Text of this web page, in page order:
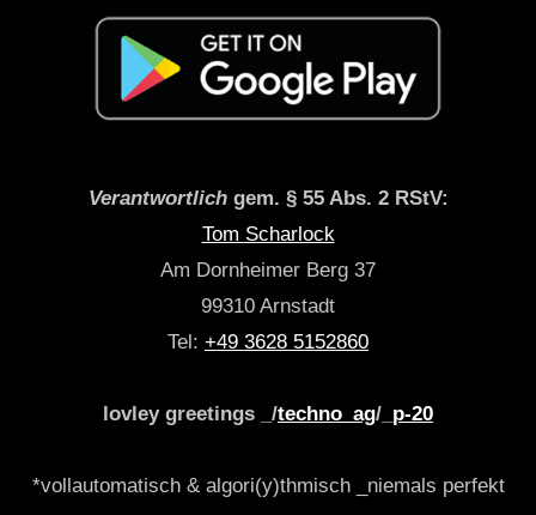
Verantwortlichgem. § 55 Abs. 2 RStV:
Tom Scharlock
Am Dornheimer Berg 37
99310 Arnstadt
Tel: +49 3628 5152860
lovley greetings _/techno_ag/_ p-20
*vollautomatisch & algori(y)thmisch _niemals perfekt